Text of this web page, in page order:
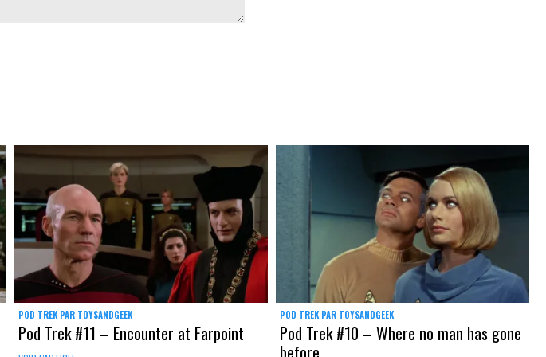
POD TREK PAR TOYSANDGEEK
Pod Trek #11 – Encounter at Farpoint
POD TREK PAR TOYSANDGEEK
Pod Trek #10 – Where no man has gone
before